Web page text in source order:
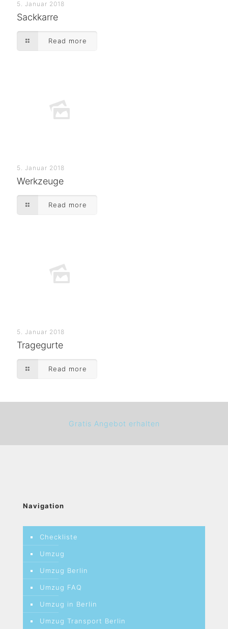
5. Januar 2018
Sackkarre
Read more
5. Januar 2018
Werkzeuge
Read more
5. Januar 2018
Tragegurte
Read more
Gratis Angebot erhalten
Navigation
Checkliste
Umzug
Umzug Berlin
Umzug FAQ
Umzug in Berlin
Umzug Transport Berlin